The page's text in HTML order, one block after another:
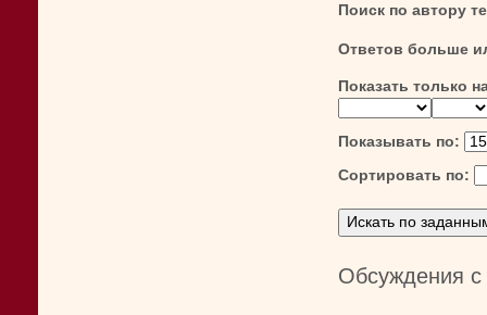
Поиск по автору
Ответов больше
Показать только
Показывать по:
Сортировать по:
Обсуждения